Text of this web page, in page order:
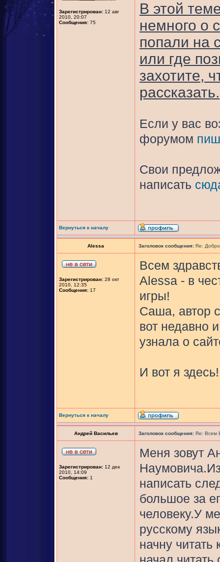
Зарегистрирован: 12 авг
2010, 20:07
Сообщения: 75
В этой
немного о
попали на
или где
захотите,
рассказать.
Если у вас
форумом
Свои
написать
Вернуться к началу
Alessa Заголовок сообщения: Re:
Зарегистрирован: 28 окт
2010, 12:35
Сообщения: 17
Всем
Alessa - в
игры!
Саша, автор
вот недавно
узнала о
И вот я здесь!
Вернуться к началу
Андрей Васильев Заголовок сообщения: Re: Всем
Зарегистрирован: 12 дек
2010, 14:09
Сообщения: 1
Меня зовут
написать
большое за
человеку.У
русскому
начну читать